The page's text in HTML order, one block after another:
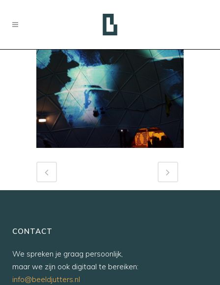
CONTACT
We spreken je graag persoonlijk,
maar we zijn ook digitaal te bereiken:
info@beeldjutters.nl